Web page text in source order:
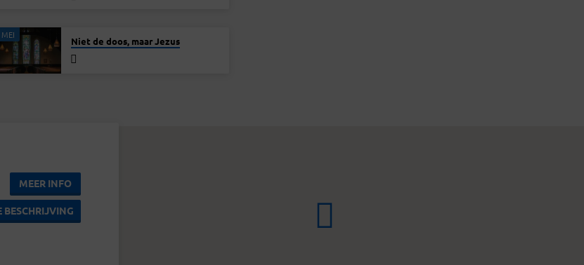
Niet de doos, maar Jezus
MEER INFO
BESCHRIJVING